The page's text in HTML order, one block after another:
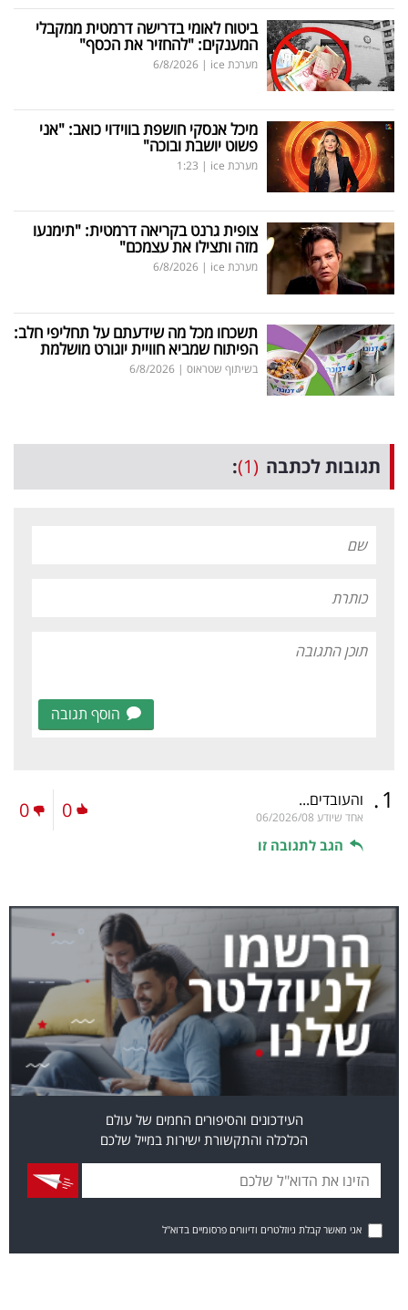
ביטוח לאומי בדרישה דרמטית ממקבלי
המענקים: "להחזיר את הכסף"
מערכת ice |
6/8/2026
מיכל אנסקי חושפת בווידוי כואב: "אני
פשוט יושבת ובוכה"
מערכת ice |
1:23
צופית גרנט בקריאה דרמטית: "תימנעו
מזה ותצילו את עצמכם"
מערכת ice |
6/8/2026
תשכחו מכל מה שידעתם על תחליפי חלב:
הפיתוח שמביא חוויית יוגורט מושלמת
בשיתוף שטראוס |
6/8/2026
תגובות לכתבה (1)
:
הוסף תגובה
1
. והעובדים...
אחד שיודע 06/2026/08
הגב לתגובה זו
0
0
העידכונים והסיפורים החמים של עולם
הכלכלה והתקשורת ישירות במייל שלכם
אני מאשר קבלת ניוזלטרים ודיוורים פרסומיים בדוא"ל